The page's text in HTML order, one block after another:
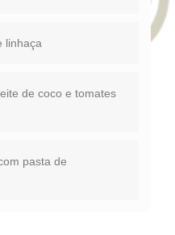
linhaça
de coco e tomates
pasta de